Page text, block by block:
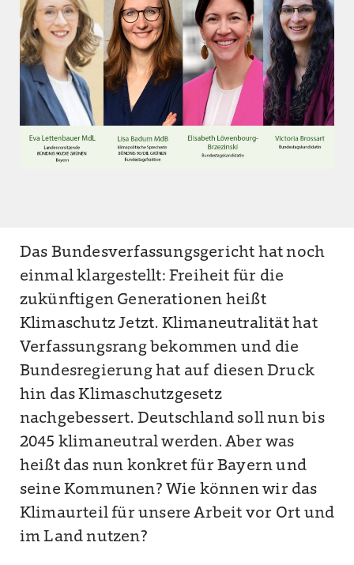
Das Bundesverfassungsgericht hat noch
einmal klargestellt: Freiheit für die
zukünftigen Generationen heißt
Klimaschutz Jetzt. Klimaneutralität hat
Verfassungsrang bekommen und die
Bundesregierung hat auf diesen Druck
hin das Klimaschutzgesetz
nachgebessert. Deutschland soll nun bis
2045 klimaneutral werden. Aber was
heißt das nun konkret für Bayern und
seine Kommunen? Wie können wir das
Klimaurteil für unsere Arbeit vor Ort und
im Land nutzen?